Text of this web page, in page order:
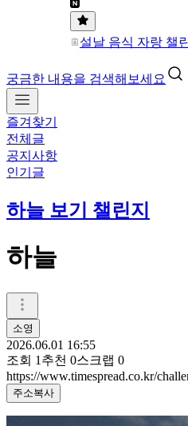
설날 음식 자랑 챌
궁금한 내용을 검색해보세요
즐겨찾기
전체글
공지사항
인기글
하늘 보기 챌린지
하늘
소영
2026.06.01 16:55
조회 1 추천 0스크랩 0
https://www.timespread.co.kr/
주소복사